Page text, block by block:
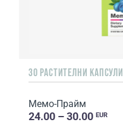
30 РАСТИТЕЛНИ КАПСУЛИ
Мемо-Прайм
24.00 – 30.00 EUR